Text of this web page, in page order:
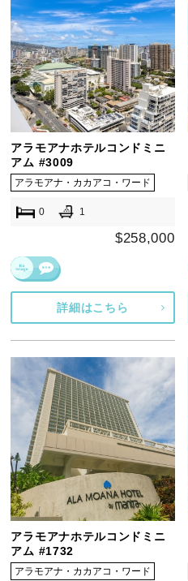
アラモアナホテルコンドミニ
アム #3009
アラモアナ・カカアコ・ワード
0 1
$258,000
詳細はこちら
アラモアナホテルコンドミニ
アム #1732
アラモアナ・カカアコ・ワード